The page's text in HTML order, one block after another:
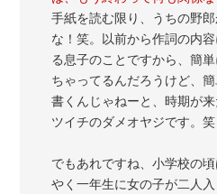
手紙を読む限り、うちの野
な！笑。以前から作詞の内
る息子のことですから、簡
ちゃってるんだろうけど、
書くんじゃねーと、時期が
ツイチのダメオヤジです。笑
でもあれですね、小学校の
やく一年生に女の子が二人